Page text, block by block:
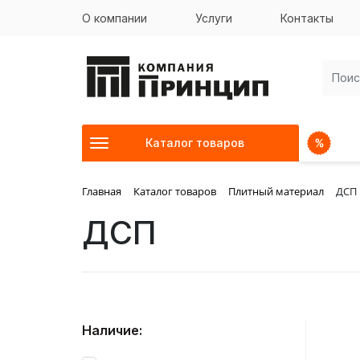
О компании Услуги Контакты
Каталог товаров
Главная Каталог товаров Плитный материал ДСП
ДСП
Наличие: